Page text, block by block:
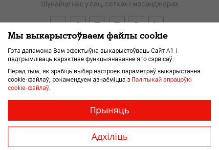
Шукайце нас у сац. сетках і мэсанджарах
Дагавор Пра кампанію Навіны
Перайсці ў А1
© 2026 Унітарнае прадпрыемства «А1». Усе правы абароненыя.
Мы выкарыстоўваем файлы cookie
Гэта дапаможа Вам эфектыўна выкарыстоўваць Сайт А1 і
падтрымліваць карэктнае функцыянаванне яго сэрвісаў.
Перад тым, як зрабіць выбар настроек параметраў выкарыстання
cookie-файлаў, рэкамендуем азнаёміцца з Палітыкай апрацоўкі
cookie-файлаў.
«cookie»
Адхіліць
Прыняць